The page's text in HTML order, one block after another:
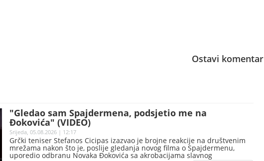
Ostavi komentar
"Gledao sam Spajdermena, podsjetio me na
Đokovića" (VIDEO)
Srijeda, 05.08.2026 | 12:17
Grčki teniser Stefanos Cicipas izazvao je brojne reakcije na društvenim
mrežama nakon što je, poslije gledanja novog filma o Spajdermenu,
uporedio odbranu Novaka Đokovića sa akrobacijama slavnog